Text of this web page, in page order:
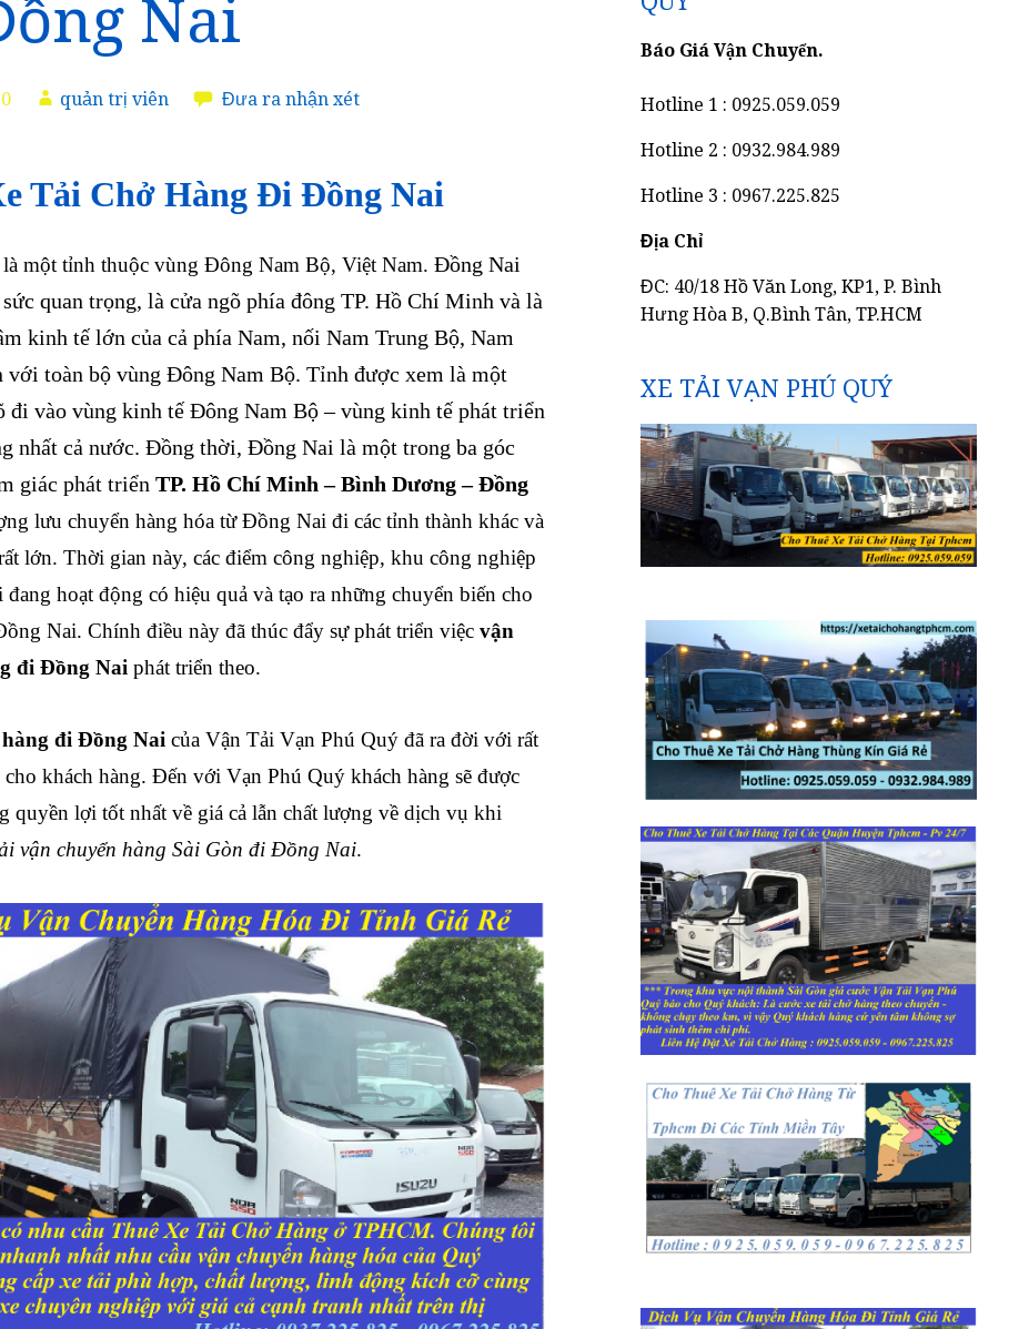
Nai
quản trị viên Đưa ra nhận xét
Tải Chở Hàng Đi Đồng Nai
là một tỉnh thuộc vùng Đông Nam Bộ, Việt Nam. Đồng Nai
quan trọng, là cửa ngõ phía đông TP. Hồ Chí Minh và là
kinh tế lớn của cả phía Nam, nối Nam Trung Bộ, Nam
với toàn bộ vùng Đông Nam Bộ. Tỉnh được xem là một
đi vào vùng kinh tế Đông Nam Bộ – vùng kinh tế phát triển
nhất cả nước. Đồng thời, Đồng Nai là một trong ba góc
giác phát triển TP. Hồ Chí Minh – Bình Dương – Đồng
lưu chuyển hàng hóa từ Đồng Nai đi các tỉnh thành khác và
lớn. Thời gian này, các điểm công nghiệp, khu công nghiệp
đang hoạt động có hiệu quả và tạo ra những chuyển biến cho
Nai. Chính điều này đã thúc đẩy sự phát triển việc vận
đi Đồng Nai phát triển theo.
đi Đồng Nai của Vận Tải Vạn Phú Quý đã ra đời với rất
khách hàng. Đến với Vạn Phú Quý khách hàng sẽ được
quyền lợi tốt nhất về giá cả lẫn chất lượng về dịch vụ khi
vận chuyển hàng Sài Gòn đi Đồng Nai.
Báo Giá Vận Chuyển.
Hotline 1 : 0925.059.059
Hotline 2 : 0932.984.989
Hotline 3 : 0967.225.825
Địa Chỉ
ĐC: 40/18 Hồ Văn Long, KP1, P. Bình
Hưng Hòa B, Q.Bình Tân, TP.HCM
XE TẢI VẠN PHÚ QUÝ